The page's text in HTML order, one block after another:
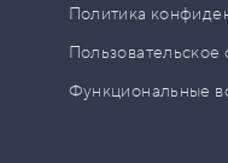
Политика
Пользовательское
Функциональные